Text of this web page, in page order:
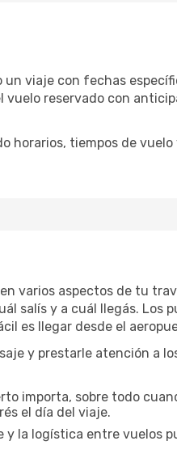
un viaje con fechas
reservado con
horarios, tiempos de
varios aspectos de tu
salís y a cuál llegás. Los
es llegar desde el
y prestarle atención a
importa, sobre todo
el día del viaje.
la logística entre vuelos